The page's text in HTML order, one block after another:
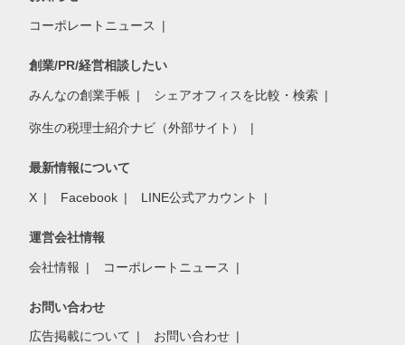
コーポレートニュース
創業/PR/経営相談したい
みんなの創業手帳 シェアオフィスを比較・検索
弥生の税理士紹介ナビ（外部サイト）
最新情報について
X Facebook LINE公式アカウント
運営会社情報
会社情報 コーポレートニュース
お問い合わせ
広告掲載について お問い合わせ